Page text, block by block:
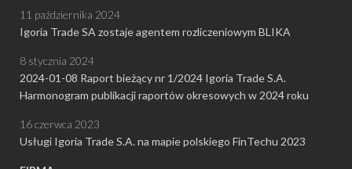
Igoria Trade SA zostaje agentem rozliczeniowym BLIKA
11 października 2024
2024-01-08 Raport bieżący nr 1/2024 Igoria Trade S.A.
Harmonogram publikacji raportów okresowych w 2024 roku
8 stycznia 2024
Usługi Igoria Trade S.A. na mapie polskiego FinTechu 2023
16 czerwca 2023